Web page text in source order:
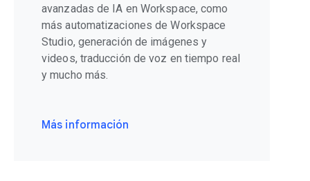
avanzadas de IA en Workspace, como
más automatizaciones de Workspace
Studio, generación de imágenes y
videos, traducción de voz en tiempo real
y mucho más.
Más información